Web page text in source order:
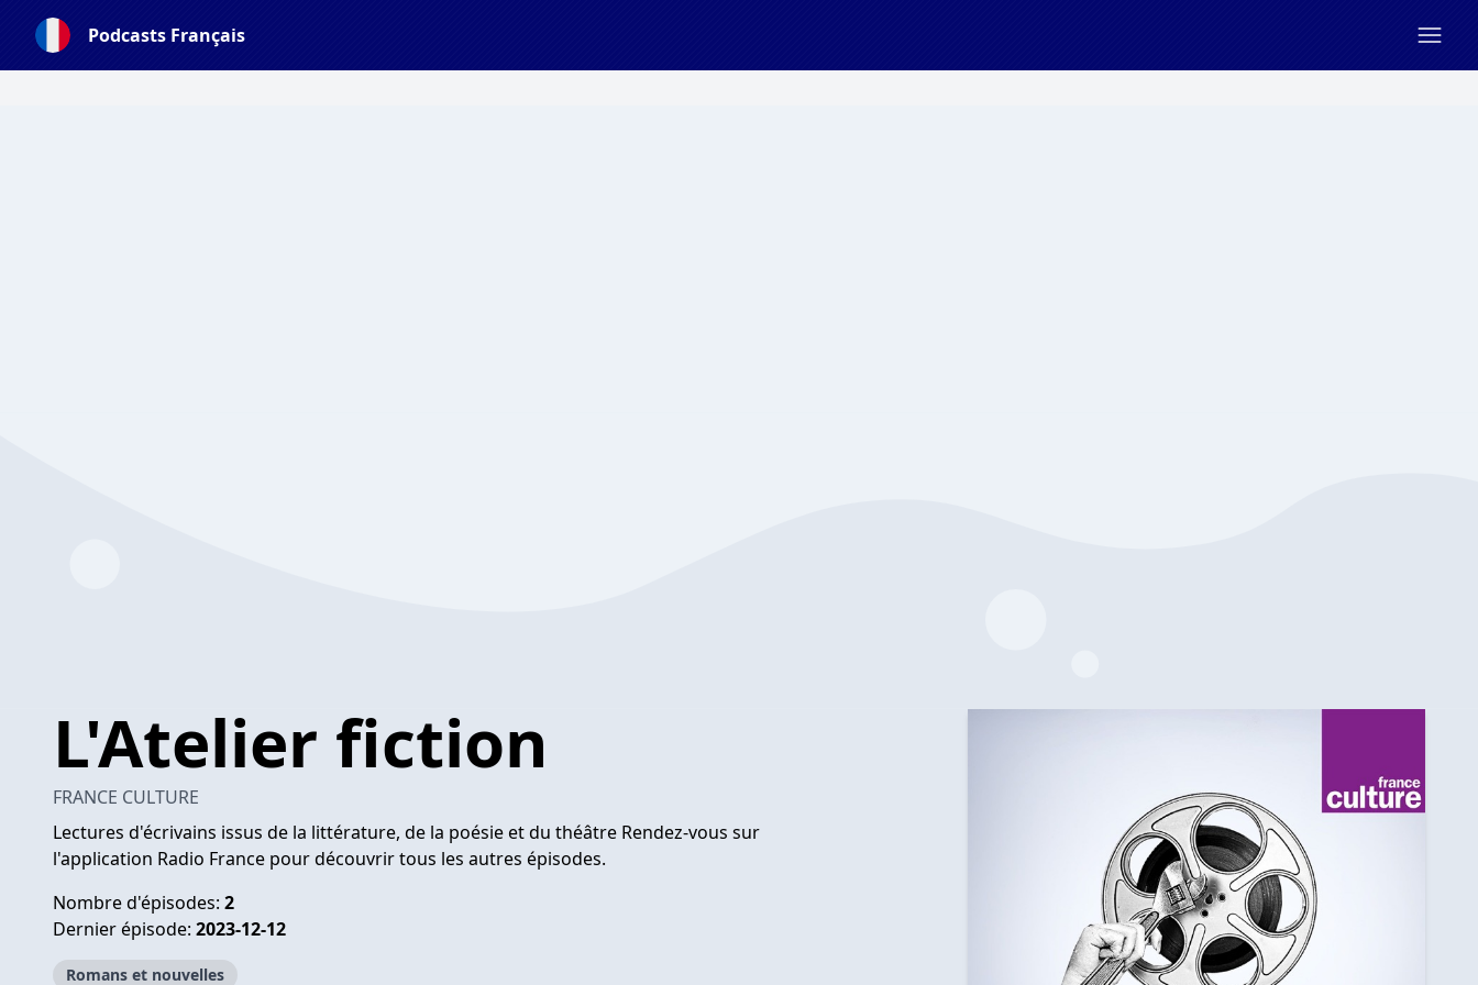
Podcasts Français
L'Atelier fiction
FRANCE CULTURE
Lectures d'écrivains issus de la littérature, de la poésie et du théâtre Rendez-vous sur
l'application Radio France pour découvrir tous les autres épisodes.
Nombre d'épisodes: 2
Dernier épisode: 2023-12-12
Romans et nouvelles